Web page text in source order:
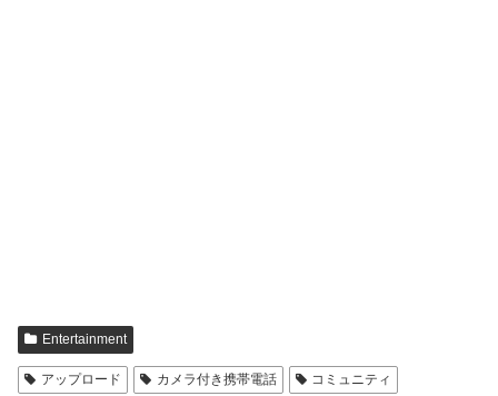
Entertainment
アップロード カメラ付き携帯電話 コミュニティ